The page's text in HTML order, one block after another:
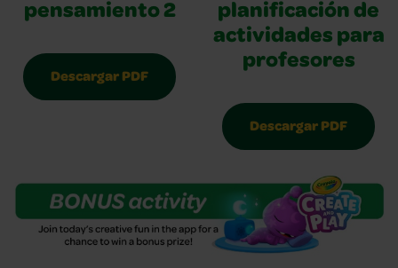
pensamiento 2
Descargar PDF
planificación de
actividades para
profesores
Descargar PDF